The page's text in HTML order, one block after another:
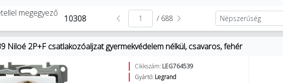
megegyező
10308 / 688
Niloé 2P+F csatlakozóaljzat gyermekvédelem nélkül, csavaros, fehér
Cikkszám: LEG764539
Gyártó: Legrand